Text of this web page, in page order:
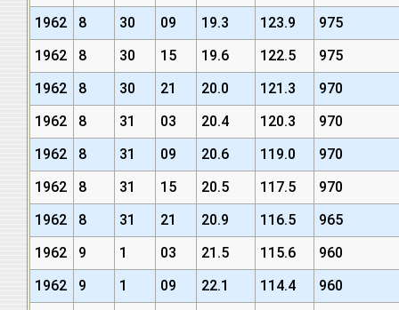
1962
8 30 09 19.3 123.9
975
1962
8 30 15 19.6 122.5
975
1962
8 30 21 20.0 121.3
970
1962
8 31 03 20.4 120.3
970
1962
8 31 09 20.6 119.0
970
1962
8 31 15 20.5 117.5
970
1962
8 31 21 20.9 116.5
965
1962
9 1 03 21.5 115.6
960
1962
9 1 09 22.1 114.4
960